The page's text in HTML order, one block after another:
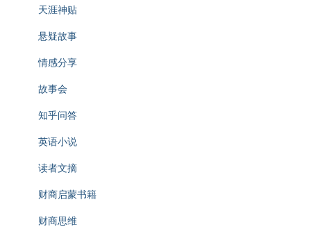
天涯神贴
悬疑故事
情感分享
故事会
知乎问答
英语小说
读者文摘
财商启蒙书籍
财商思维